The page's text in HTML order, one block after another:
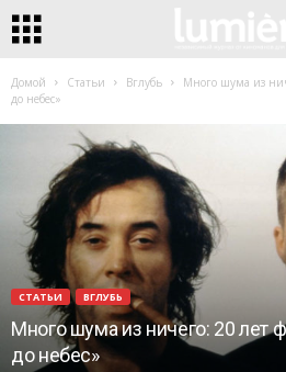
Домой Статьи Вглубь
Много шума из
до небес»
СТАТЬИ ВГЛУБЬ
Много шума из ничего: 20 лет
до небес»